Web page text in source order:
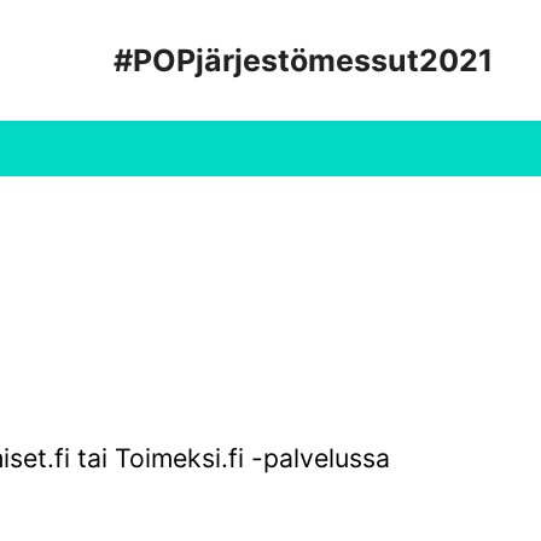
#POPjärjestömessut2021
tai Toimeksi.fi -palvelussa